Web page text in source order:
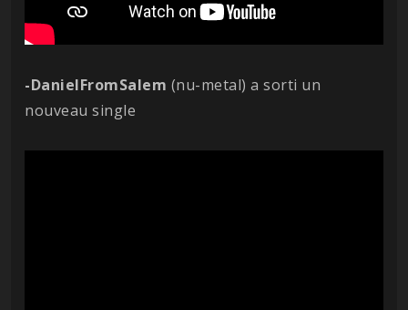
-DanielFromSalem (nu-metal) a sorti un
nouveau single